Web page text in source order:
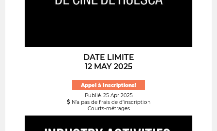
DATE LIMITE
12 MAY 2025
Appel à Inscriptions!
Publié: 25 Apr 2025
N’a pas de frais de d’inscription
Courts-métrages